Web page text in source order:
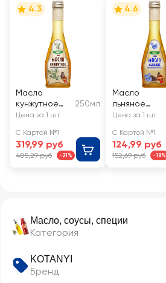
Масло, соусы, специи
Категория
KOTANYI
Бренд
4.3
Масло
кунжутное
АРОМАТЫ
нерафиниро
ванное
250мл
Цена за 1 шт
С Картой №1
319,99 руб
405,29 руб -21%
4.6
Масло
льняное
АРОМАТЫ
нерафиниро
ванное
Цена за 1 шт
С Картой №1
124,99 руб
152,69 руб -18%